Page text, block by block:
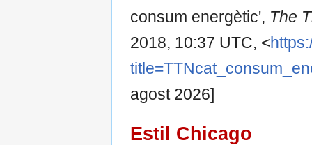
consum energètic', The
2018, 10:37 UTC, <
agost 2026]
Estil Chicago